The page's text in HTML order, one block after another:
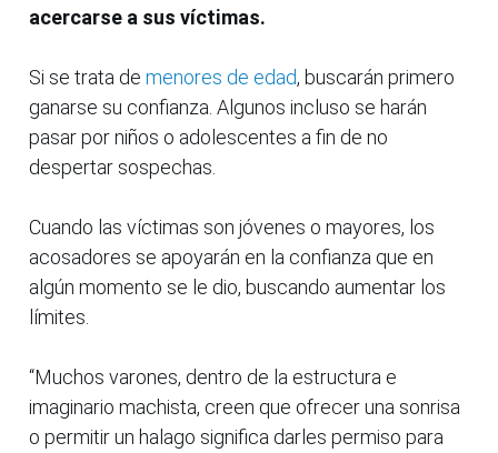
acercarse a sus víctimas.
Si se trata de menores de edad, buscarán primero
ganarse su confianza. Algunos incluso se harán
pasar por niños o adolescentes a fin de no
despertar sospechas.
Cuando las víctimas son jóvenes o mayores, los
acosadores se apoyarán en la confianza que en
algún momento se le dio, buscando aumentar los
límites.
“Muchos varones, dentro de la estructura e
imaginario machista, creen que ofrecer una sonrisa
o permitir un halago significa darles permiso para